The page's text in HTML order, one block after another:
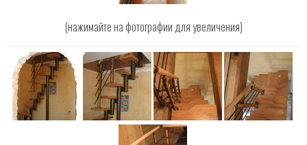
(нажимайте на фотографии для увеличения)